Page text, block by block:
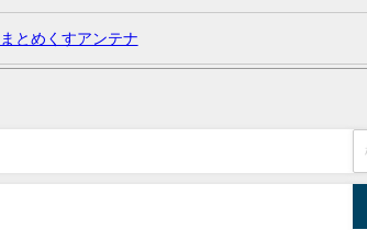
とめくすアンテナ
/ 2chnaviヘッドライン